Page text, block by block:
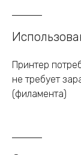
Принтер
не требует
(филамента)